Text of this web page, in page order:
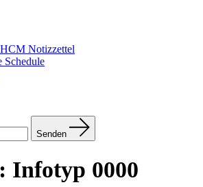
Notizzettel
Schedule
Senden
Infotyp 0000